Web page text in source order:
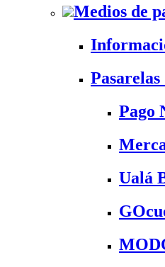
Medios de
Pasarelas
Pago
Ualá